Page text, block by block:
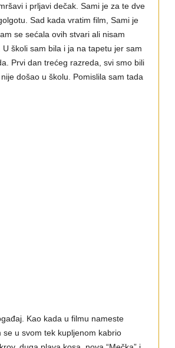
i prljavi dečak. Sami je za te dve
Sad kada vratim film, Sami je
se sećala ovih stvari ali nisam
školi sam bila i ja na tapetu jer sam
Prvi dan trećeg razreda, svi smo bili
došao u školu. Pomislila sam tada
Kao kada u filmu nameste
u svom tek kupljenom kabrio